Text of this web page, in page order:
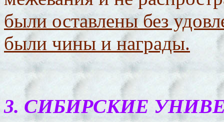
были оставлены без
были чины и награды.
3. СИБИРСКИЕ